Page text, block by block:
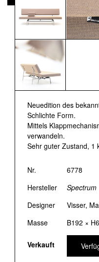
Neuedition des
Schlichte Form.
Mittels
verwandeln.
Sehr guter Zustand, 1
Nr.
6778
Hersteller
Spectrum
Designer
Visser,
Masse
B192 ×
Verkauft